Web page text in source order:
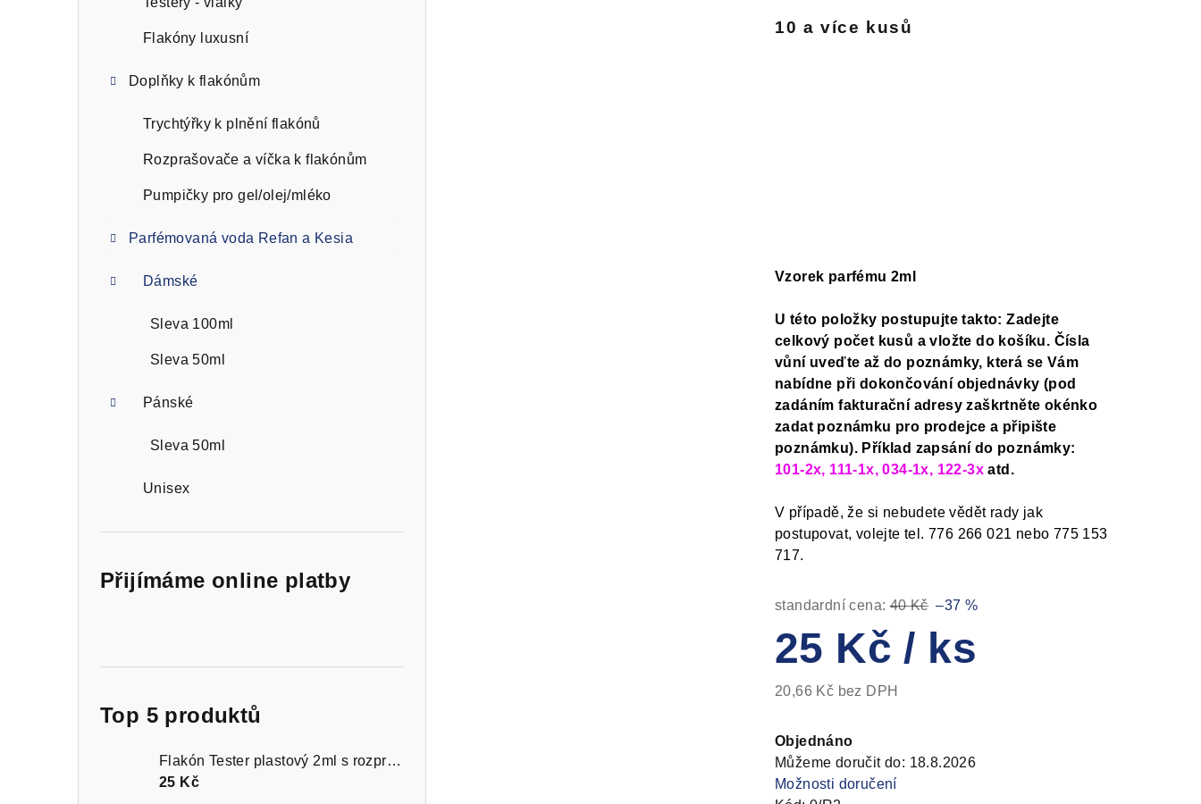
Flakóny luxusní
Doplňky k flakónům
Trychtýřky k plnění flakónů
Rozprašovače a víčka k flakónům
Pumpičky pro gel/olej/mléko
Parfémovaná voda Refan a Kesia
Dámské
Sleva 100ml
Sleva 50ml
Pánské
Sleva 50ml
Unisex
Přijímáme online platby
Top 5 produktů
Flakón Tester plastový 2ml s rozprašovačem černý
25 Kč
z
10 a více kusů
Vzorek parfému 2ml
U této položky postupujte takto: Zadejte
celkový počet kusů a vložte do košíku. Čísla
vůní uveďte až do poznámky, která se Vám
nabídne při dokončování objednávky (pod
zadáním fakturační adresy zaškrtněte okénko
zadat poznámku pro prodejce a připište
poznámku). Příklad zapsání do poznámky:
101-2x, 111-1x, 034-1x, 122-3x atd.
V případě, že si nebudete vědět rady jak
postupovat, volejte tel. 776 266 021 nebo 775 153
717.
standardní cena: 40 Kč –37 %
25 Kč / ks
20,66 Kč bez DPH
cena:
Objednáno
Můžeme doručit do: 18.8.2026
Možnosti doručení